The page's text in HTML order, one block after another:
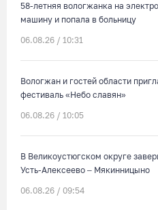
58-летняя вологжанка на
машину и попала в больницу
06.08.26 / 10:31
Вологжан и гостей области
фестиваль «Небо славян»
06.08.26 / 10:05
В Великоустюгском округе
Усть-Алексеево – Мякинницыно
06.08.26 / 09:54